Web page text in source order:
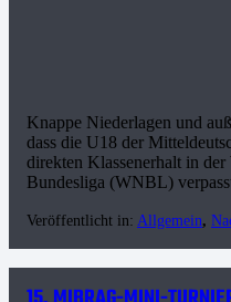
Knappe Niederlagen und
dass die U18 der
direkten Klassenerhalt in
Bundesliga (WNBL)
Veröffentlicht in: Allgemein,